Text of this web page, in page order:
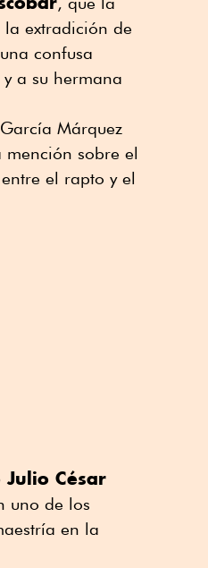
la extradición de
confusa
a su hermana
Márquez
mención sobre el
el rapto y el
César
uno de los
en la